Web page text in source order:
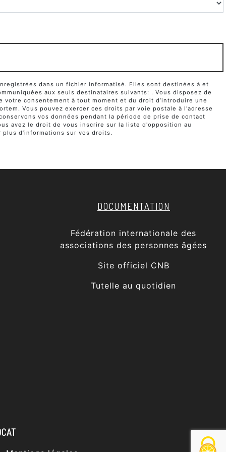
dans un fichier informatisé. Elles sont destinées à et
aux seuls destinataires suivants: . Vous disposez de
consentement à tout moment et du droit d’introduire une
Vous pouvez exercer ces droits par voie postale à l'adresse
vos données pendant la période de prise de contact
avez le droit de vous inscrire sur la liste d'opposition au
d’informations sur vos droits.
DOCUMENTATION
Fédération internationale des
associations des personnes âgées
Site officiel CNB
Tutelle au quotidien